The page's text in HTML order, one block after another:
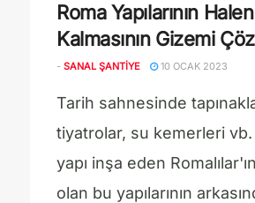
Roma Yapılarının
Kalmasının Gizemi
- SANAL ŞANTIYE 10 OCAK 2023
Tarih sahnesinde
tiyatrolar, su kemerleri
yapı inşa eden
olan bu yapılarının